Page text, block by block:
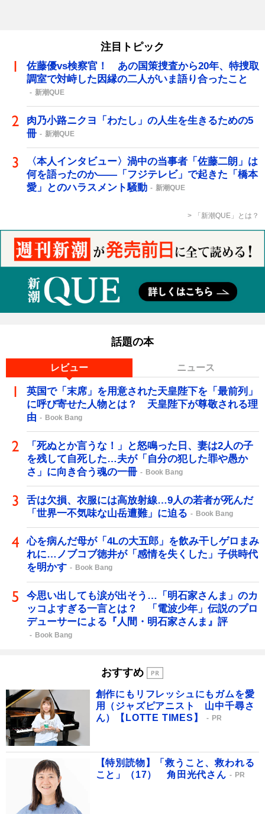
注目トピック
佐藤優vs検察官！ あの国策捜査から20年、特捜取
調室で対峙した因縁の二人がいま語り合ったこと
新潮QUE
肉乃小路ニクヨ「わたし」の人生を生きるための5
冊
新潮QUE
〈本人インタビュー〉渦中の当事者「佐藤二朗」は
何を語ったのか――「フジテレビ」で起きた「橋本
愛」とのハラスメント騒動
新潮QUE
「新潮QUE」とは？
話題の本
レビュー ニュース
英国で「末席」を用意された天皇陛下を「最前列」
に呼び寄せた人物とは？ 天皇陛下が尊敬される理
由
Book Bang
「死ぬとか言うな！」と怒鳴った日、妻は2人の子
を残して自死した…夫が「自分の犯した罪や愚か
さ」に向き合う魂の一冊
Book Bang
舌は欠損、衣服には高放射線…9人の若者が死んだ
「世界一不気味な山岳遭難」に迫る
Book Bang
心を病んだ母が「4Lの大五郎」を飲み干しゲロまみ
れに…ノブコブ徳井が「感情を失くした」子供時代
を明かす
Book Bang
今思い出しても涙が出そう…「明石家さんま」のカ
ッコよすぎる一言とは？ 「電波少年」伝説のプロ
デューサーによる『人間・明石家さんま』評
Book Bang
おすすめ
創作にもリフレッシュにもガムを愛
用（ジャズピアニスト 山中千尋さ
ん）【LOTTE TIMES】
PR
【特別読物】「救うこと、救われる
こと」（17） 角田光代さん
PR